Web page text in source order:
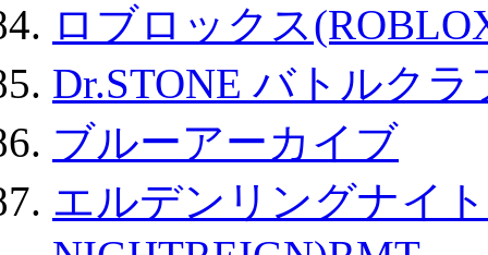
ロブロックス
Dr.STONE バトルク
ブルーアーカイブ
エルデンリングナイ